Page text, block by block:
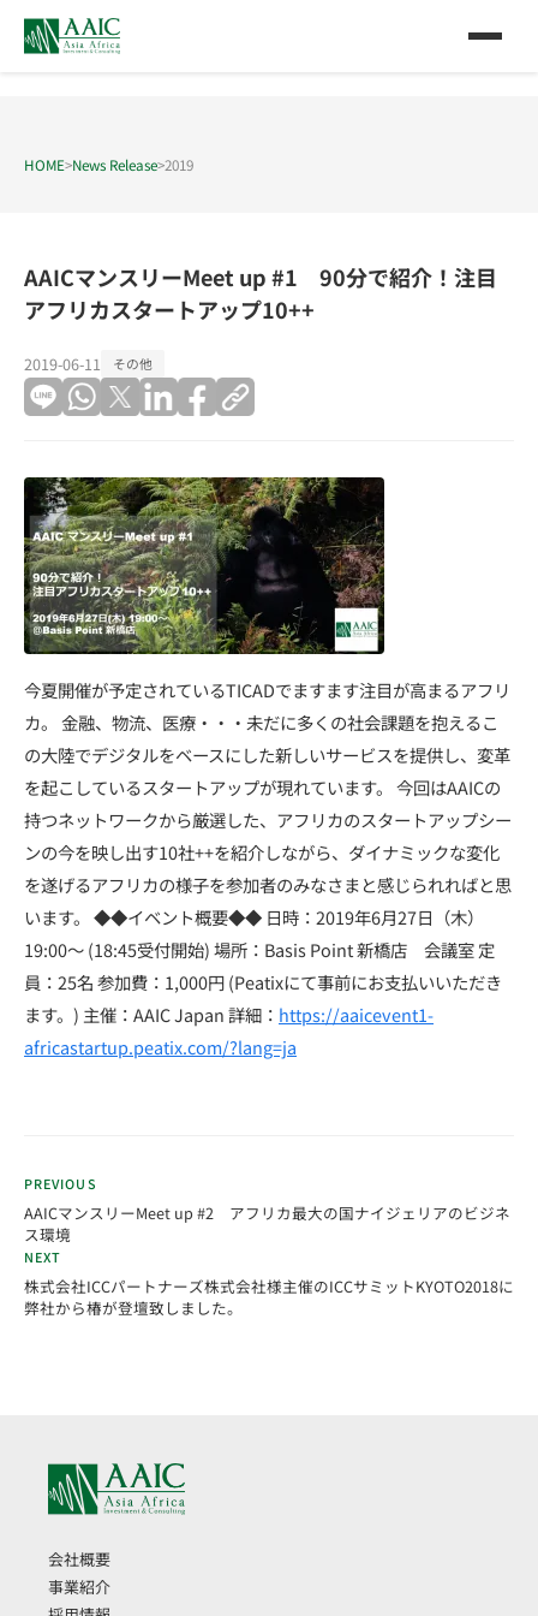
HOME>News Release>2019
AAICマンスリーMeet up #1 90分で紹介！注目
アフリカスタートアップ10++
2019-06-11 その他
今夏開催が予定されているTICADでますます注目が高まるアフリ
カ。 金融、物流、医療・・・未だに多くの社会課題を抱えるこ
の大陸でデジタルをベースにした新しいサービスを提供し、変革
を起こしているスタートアップが現れています。 今回はAAICの
持つネットワークから厳選した、アフリカのスタートアップシー
ンの今を映し出す10社++を紹介しながら、ダイナミックな変化
を遂げるアフリカの様子を参加者のみなさまと感じられればと思
います。 ◆◆イベント概要◆◆ 日時：2019年6月27日（木）
19:00～ (18:45受付開始) 場所：Basis Point 新橋店 会議室 定
員：25名 参加費：1,000円 (Peatixにて事前にお支払いいただき
ます。) 主催：AAIC Japan 詳細： https://aaicevent1-
africastartup.peatix.com/?lang=ja
PREVIOUS
AAICマンスリーMeet up #2 アフリカ最大の国ナイジェリアのビジネ
ス環境
NEXT
株式会社ICCパートナーズ株式会社様主催のICCサミットKYOTO2018に
弊社から椿が登壇致しました。
会社概要
事業紹介